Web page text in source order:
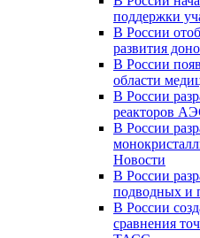
поддержки
В России
развития
В России
области
В России
реакторов
В России
Новости
В России
подводных и
В России
сравнения